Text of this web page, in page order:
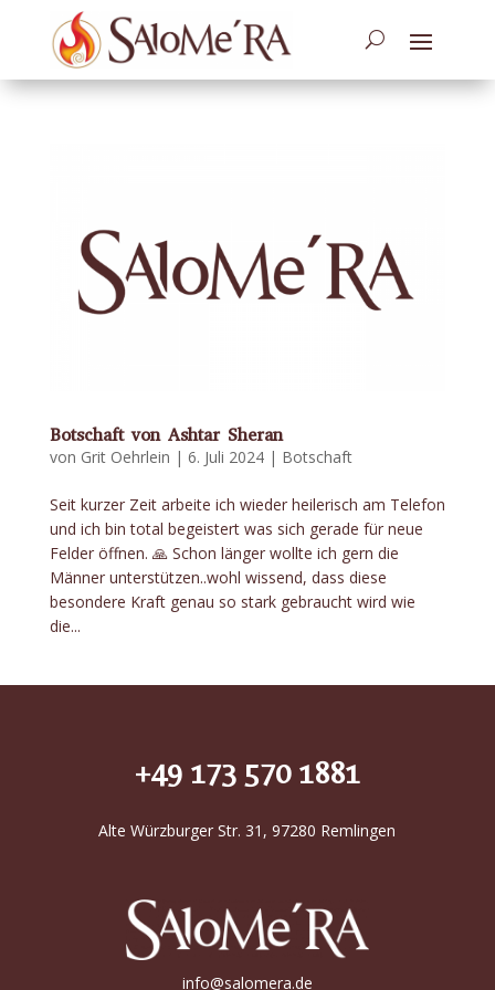
Botschaft von Ashtar Sheran
von Grit Oehrlein | 6. Juli 2024| Botschaft
Seit kurzer Zeit arbeite ich wieder heilerisch am Telefon
und ich bin total begeistert was sich gerade für neue
Felder öffnen. 🙏 Schon länger wollte ich gern die
Männer unterstützen..wohl wissend, dass diese
besondere Kraft genau so stark gebraucht wird wie
die...
+49 173 570 1881
Alte Würzburger Str. 31, 97280 Remlingen
info@salomera.de